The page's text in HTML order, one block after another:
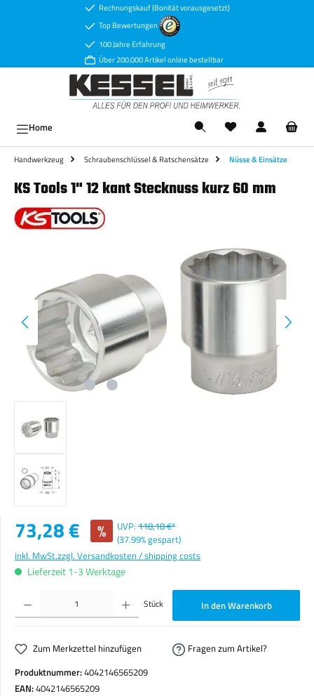
Zum Hauptinhalt springenRechnungskauf (Bonität vorausgesetzt)
Top Bewertungen
100 Jahre Erfahrung
Über 200.000 Artikel online bestellbar
Home
Handwerkzeug Schraubenschlüssel & Ratschensätze Nüsse & Einsätze
KS Tools 1" 12 kant Stecknuss kurz 60 mm
Verkaufspreis:
73,28 € % UVP: 118,18 €*
(37.99% gespart)
inkl. MwSt.zzgl. Versandkosten / shipping costs
Lieferzeit 1-3 Werktage
Produkt Anzahl: Gib den gewünschten Wert ein oder benutze die Schaltflächen um die Anzahl zu
Stück In den Warenkorb
Zum Merkzettel hinzufügen
Fragen zum Artikel?
Produktnummer:4042146565209
EAN:4042146565209